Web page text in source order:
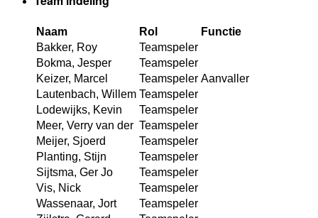
Naam Rol
Functie
Bakker, Roy
Teamspeler
Bokma, Jesper
Teamspeler
Keizer, Marcel
Teamspeler Aanvaller
Lautenbach, Willem Teamspeler
Lodewijks, Kevin
Teamspeler
Meer, Verry van der Teamspeler
Meijer, Sjoerd
Teamspeler
Planting, Stijn
Teamspeler
Sijtsma, Ger Jo
Teamspeler
Vis, Nick
Teamspeler
Wassenaar, Jort
Teamspeler